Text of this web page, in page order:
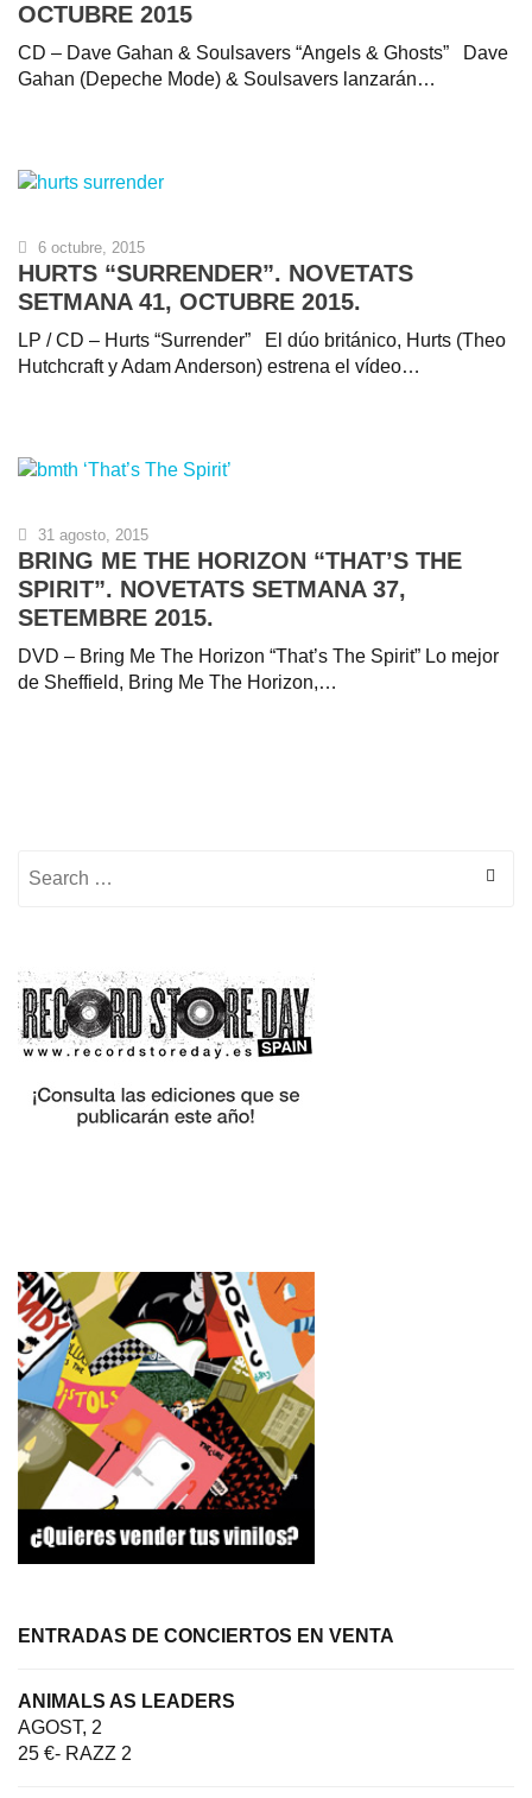
OCTUBRE 2015
CD – Dave Gahan & Soulsavers “Angels & Ghosts” Dave
Gahan (Depeche Mode) & Soulsavers lanzarán…
6 octubre, 2015
HURTS “SURRENDER”. NOVETATS
SETMANA 41, OCTUBRE 2015.
LP / CD – Hurts “Surrender” El dúo británico, Hurts (Theo
Hutchcraft y Adam Anderson) estrena el vídeo…
31 agosto, 2015
BRING ME THE HORIZON “THAT’S THE
SPIRIT”. NOVETATS SETMANA 37,
SETEMBRE 2015.
DVD – Bring Me The Horizon “That’s The Spirit” Lo mejor
de Sheffield, Bring Me The Horizon,…
ENTRADAS DE CONCIERTOS EN VENTA
ANIMALS AS LEADERS
AGOST, 2
25 €- RAZZ 2